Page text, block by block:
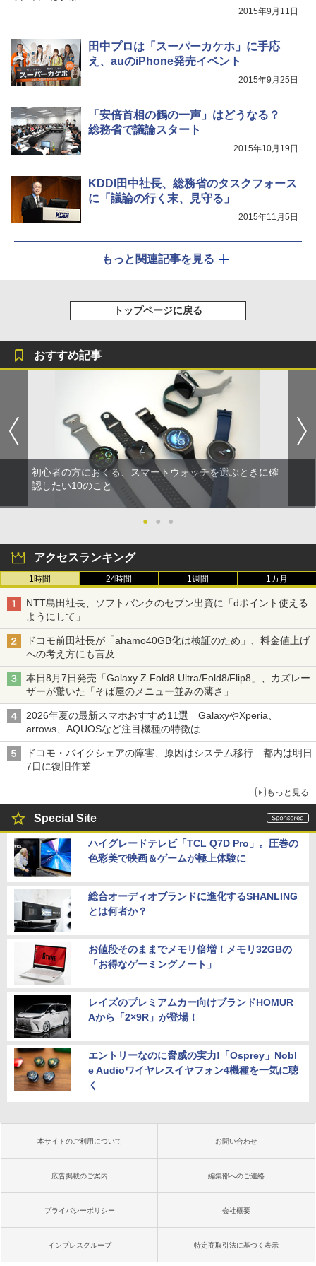
2015年9月11日
田中プロは「スーパーカケホ」に手応
え、auのiPhone発売イベント
2015年9月25日
「安倍首相の鶴の一声」はどうなる？
総務省で議論スタート
2015年10月19日
KDDI田中社長、総務省のタスクフォース
に「議論の行く末、見守る」
2015年11月5日
もっと関連記事を見る
トップページに戻る
おすすめ記事
初心者の方におくる、スマートウォッチを選ぶときに確
認したい10のこと
● ● ●
アクセスランキング
1時間 24時間 1週間 1カ月
NTT島田社長、ソフトバンクのセブン出資に「dポイント使える
ようにして」
ドコモ前田社長が「ahamo40GB化は検証のため」、料金値上げ
への考え方にも言及
本日8月7日発売「Galaxy Z Fold8 Ultra/Fold8/Flip8」、カズレー
ザーが驚いた「そば屋のメニュー並みの薄さ」
2026年夏の最新スマホおすすめ11選 GalaxyやXperia、
arrows、AQUOSなど注目機種の特徴は
ドコモ・バイクシェアの障害、原因はシステム移行 都内は明日
7日に復旧作業
もっと見る
Special Site
ハイグレードテレビ「TCL Q7D Pro」。圧巻の
色彩美で映画＆ゲームが極上体験に
総合オーディオブランドに進化するSHANLING
とは何者か？
お値段そのままでメモリ倍増！メモリ32GBの
「お得なゲーミングノート」
レイズのプレミアムカー向けブランドHOMUR
Aから「2×9R」が登場！
エントリーなのに脅威の実力!「Osprey」Nobl
e Audioワイヤレスイヤフォン4機種を一気に聴
く
本サイトのご利用について お問い合わせ
広告掲載のご案内 編集部へのご連絡
プライバシーポリシー 会社概要
インプレスグループ 特定商取引法に基づく表示